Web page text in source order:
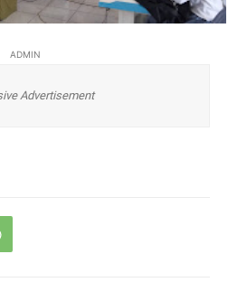
ADMIN
Advertisement